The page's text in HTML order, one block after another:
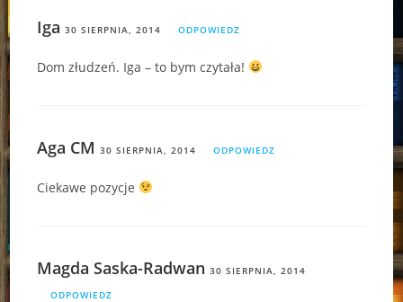
Iga 30 SIERPNIA, 2014 ODPOWIEDZ
Dom złudzeń. Iga – to bym czytała!
Aga CM 30 SIERPNIA, 2014 ODPOWIEDZ
Ciekawe pozycje
Magda Saska-Radwan 30 SIERPNIA, 2014
ODPOWIEDZ